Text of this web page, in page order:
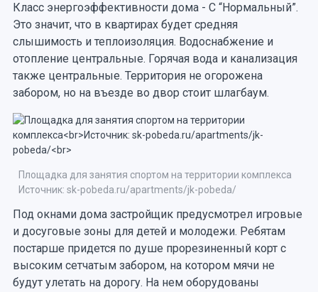
Класс энергоэффективности дома - С “Нормальный”.
Это значит, что в квартирах будет средняя
слышимость и теплоизоляция. Водоснабжение и
отопление центральные. Горячая вода и канализация
также центральные. Территория не огорожена
забором, но на въезде во двор стоит шлагбаум.
Площадка для занятия спортом на территории комплекса
Источник: sk-pobeda.ru/apartments/jk-pobeda/
Под окнами дома застройщик предусмотрел игровые
и досуговые зоны для детей и молодежи. Ребятам
постарше придется по душе прорезиненный корт с
высоким сетчатым забором, на котором мячи не
будут улетать на дорогу. На нем оборудованы